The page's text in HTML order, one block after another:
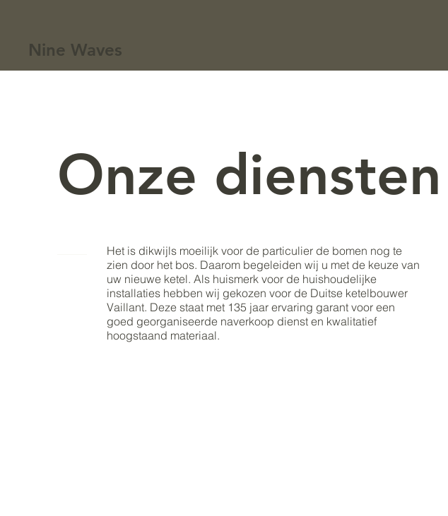
Nine Waves
Onze diensten
Het is dikwijls moeilijk voor de particulier de bomen nog te
zien door het bos. Daarom begeleiden wij u met de keuze van
uw nieuwe ketel. Als huismerk voor de huishoudelijke
installaties hebben wij gekozen voor de Duitse ketelbouwer
Vaillant. Deze staat met 135 jaar ervaring garant voor een
goed georganiseerde naverkoop dienst en kwalitatief
hoogstaand materiaal.